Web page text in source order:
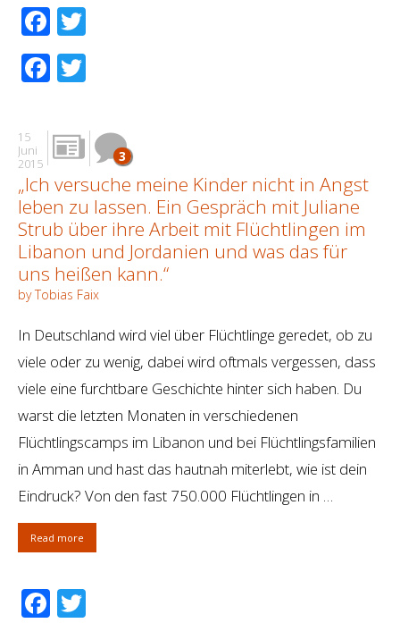
Facebook
Facebook
15
Juni
2015
3
„Ich versuche meine Kinder nicht in Angst
leben zu lassen. Ein Gespräch mit Juliane
Strub über ihre Arbeit mit Flüchtlingen im
Libanon und Jordanien und was das für
uns heißen kann.“
by Tobias Faix
In Deutschland wird viel über Flüchtlinge geredet, ob zu
viele oder zu wenig, dabei wird oftmals vergessen, dass
viele eine furchtbare Geschichte hinter sich haben. Du
warst die letzten Monaten in verschiedenen
Flüchtlingscamps im Libanon und bei Flüchtlingsfamilien
in Amman und hast das hautnah miterlebt, wie ist dein
Eindruck? Von den fast 750.000 Flüchtlingen in …
Read more
Facebook